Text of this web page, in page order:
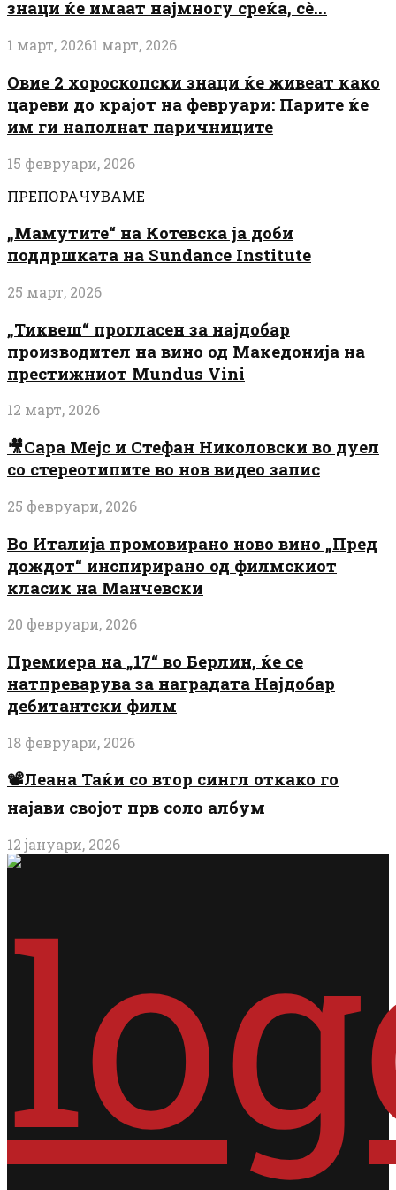
знаци ќе имаат најмногу среќа, сè...
1 март, 20261 март, 2026
Овие 2 хороскопски знаци ќе живеат како
цареви до крајот на февруари: Парите ќе
им ги наполнат паричниците
15 февруари, 2026
ПРЕПОРАЧУВАМЕ
„Мамутите“ на Котевска ја доби
поддршката на Sundance Institute
25 март, 2026
„Тиквеш“ прогласен за најдобар
производител на вино од Македонија на
престижниот Mundus Vini
12 март, 2026
🎥Сара Мејс и Стефан Николовски во дуел
со стереотипите во нов видео запис
25 февруари, 2026
Во Италија промовирано ново вино „Пред
дождот“ инспирирано од филмскиот
класик на Манчевски
20 февруари, 2026
Премиера на „17“ во Берлин, ќе се
натпреварува за наградата Најдобар
дебитантски филм
18 февруари, 2026
📽️Леана Таќи со втор сингл откако го
најави својот прв соло албум
12 јануари, 2026